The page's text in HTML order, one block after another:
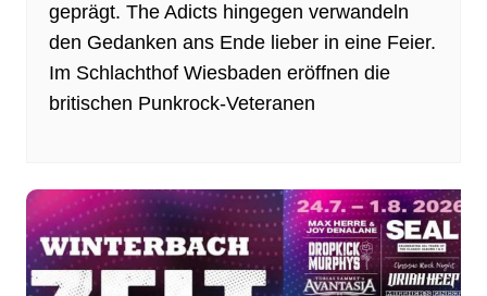
geprägt. The Adicts hingegen verwandeln
den Gedanken ans Ende lieber in eine Feier.
Im Schlachthof Wiesbaden eröffnen die
britischen Punkrock-Veteranen